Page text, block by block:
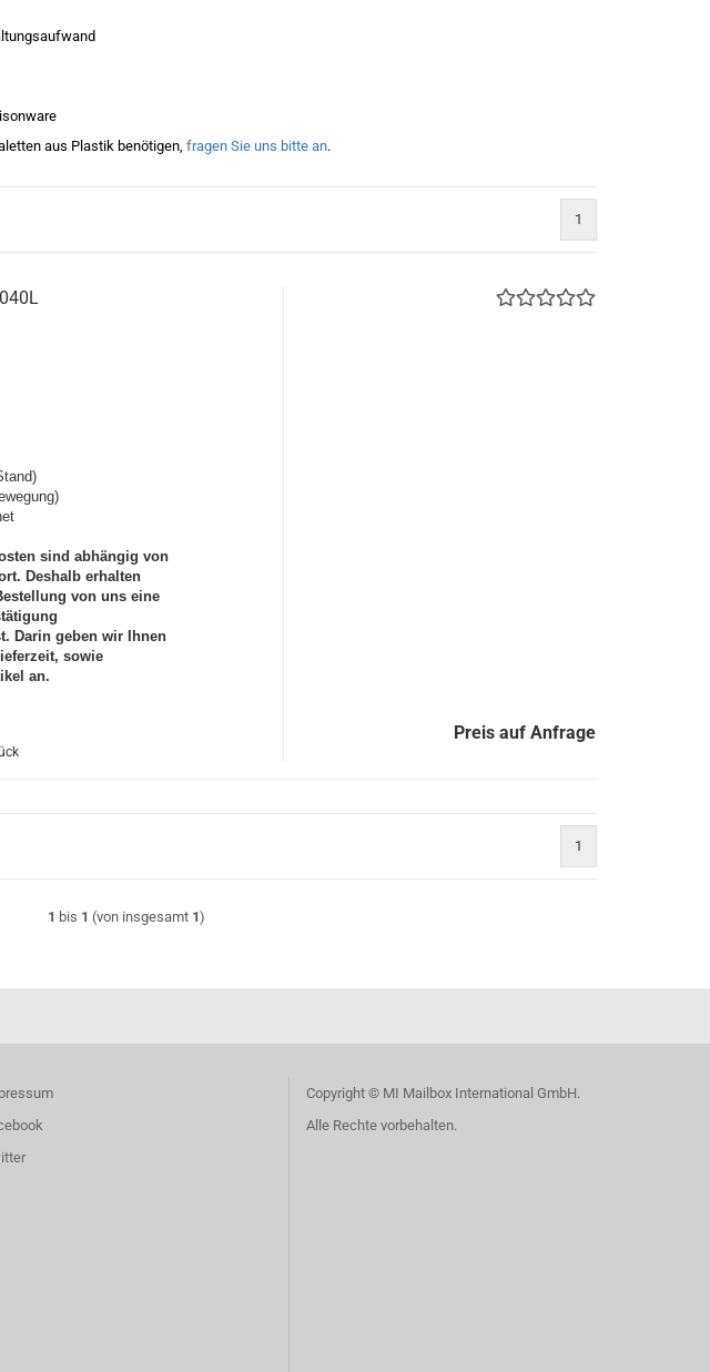
aus Plastik benötigen, fragen Sie uns bitte an.
1
sind abhängig von
Deshalb erhalten
von uns eine
Darin geben wir Ihnen
sowie
an.
Preis auf Anfrage
1
1 bis 1 (von insgesamt 1)
Copyright © MI Mailbox International GmbH.
Alle Rechte vorbehalten.